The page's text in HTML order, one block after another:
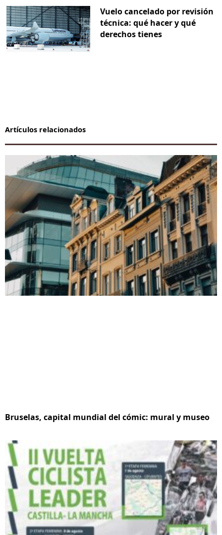
Vuelo cancelado por revisión
técnica: qué hacer y qué
derechos tienes
Artículos relacionados
Bruselas, capital mundial del cómic: mural y museo